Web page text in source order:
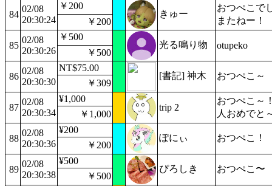
84
02/08
20:30:24
￥200
きゅー
おつぺこで
またねー！
￥200
85
02/08
20:30:26
￥500
光る鳴り物 otupeko
￥500
86
02/08
20:30:30
NT$75.00
[書記] 神木 おつぺこ～
￥309
87
02/08
20:30:34
¥1,000
trip 2
おつぺこ～
人おめでと
￥1,000
88
02/08
20:30:36
¥200
ぽにぃ おつぺこ！
￥200
89
02/08
20:30:38
¥500
ぴろしき おつぺこ〜
￥500